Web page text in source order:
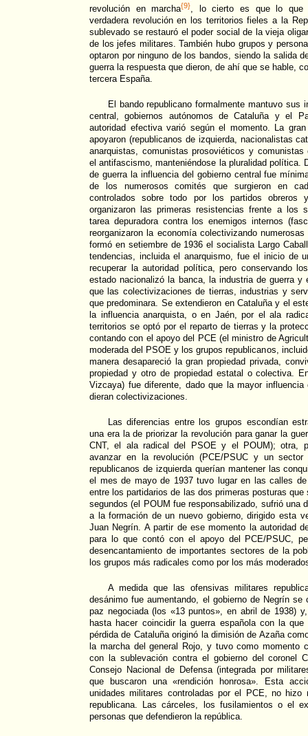
revolución en marcha{9}, lo cierto es que lo que
verdadera revolución en los territorios fieles a la
sublevado se restauró el poder social de la vieja
de los jefes militares. También hubo grupos y
optaron por ninguno de los bandos, siendo la salida
guerra la respuesta que dieron, de ahí que se hable,
tercera España.
El bando republicano formalmente mantuvo sus
central, gobiernos autónomos de Cataluña y el
autoridad efectiva varió según el momento. La
apoyaron (republicanos de izquierda, nacionalistas
anarquistas, comunistas prosoviéticos y
el antifascismo, manteniéndose la pluralidad política.
de guerra la influencia del gobierno central fue
de los numerosos comités que surgieron en
controlados sobre todo por los partidos obreros
organizaron las primeras resistencias frente a los
tarea depuradora contra los enemigos internos
reorganizaron la economía colectivizando
formó en setiembre de 1936 el socialista Largo
tendencias, incluida el anarquismo, fue el inicio de
recuperar la autoridad política, pero conservando
estado nacionalizó la banca, la industria de guerra y
que las colectivizaciones de tierras, industrias y
que predominara. Se extendieron en Cataluña y el
la influencia anarquista, o en Jaén, por el ala
territorios se optó por el reparto de tierras y la
contando con el apoyo del PCE (el ministro de
moderada del PSOE y los grupos republicanos,
manera desapareció la gran propiedad privada,
propiedad y otro de propiedad estatal o colectiva.
Vizcaya) fue diferente, dado que la mayor
dieran colectivizaciones.
Las diferencias entre los grupos escondían
una era la de priorizar la revolución para ganar la
CNT, el ala radical del PSOE y el POUM); otra,
avanzar en la revolución (PCE/PSUC y un
republicanos de izquierda querían mantener las
el mes de mayo de 1937 tuvo lugar en las calles de
entre los partidarios de las dos primeras posturas
segundos (el POUM fue responsabilizado, sufrió una
a la formación de un nuevo gobierno, dirigido esta
Juan Negrín. A partir de ese momento la autoridad
para lo que contó con el apoyo del PCE/PSUC,
desencantamiento de importantes sectores de la
los grupos más radicales como por los más
A medida que las ofensivas militares
desánimo fue aumentando, el gobierno de Negrín se
paz negociada (los «13 puntos», en abril de 1938)
hasta hacer coincidir la guerra española con la
pérdida de Cataluña originó la dimisión de Azaña
la marcha del general Rojo, y tuvo como momento
con la sublevación contra el gobierno del coronel
Consejo Nacional de Defensa (integrada por
que buscaron una «rendición honrosa». Esta
unidades militares controladas por el PCE, no hizo
republicana. Las cárceles, los fusilamientos o el
personas que defendieron la república.